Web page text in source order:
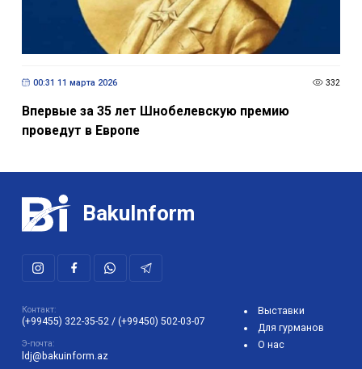
00:31 11 марта 2026 332
Впервые за 35 лет Шнобелевскую премию
проведут в Европе
BakuInform
Контакт:
(+99455) 322-35-52/ (+99450) 502-03-07
Э-почта:
ldj@bakuinform.az
Выставки
Для гурманов
О нас